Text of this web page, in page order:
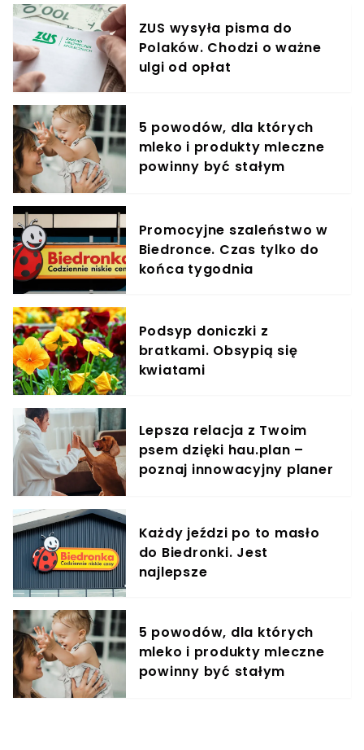
ZUS wysyła pisma do
Polaków. Chodzi o ważne
ulgi od opłat
5 powodów, dla których
mleko i produkty mleczne
powinny być stałym
Promocyjne szaleństwo w
Biedronce. Czas tylko do
końca tygodnia
Podsyp doniczki z
bratkami. Obsypią się
kwiatami
Lepsza relacja z Twoim
psem dzięki hau.plan –
poznaj innowacyjny planer
Każdy jeździ po to masło
do Biedronki. Jest
najlepsze
5 powodów, dla których
mleko i produkty mleczne
powinny być stałym